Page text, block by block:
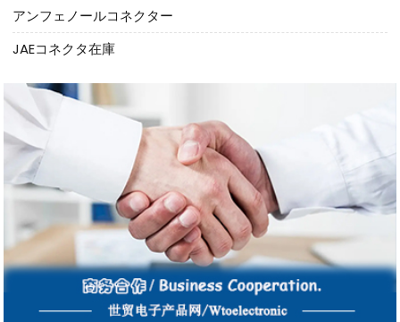
アンフェノールコネクター
JAEコネクタ在庫